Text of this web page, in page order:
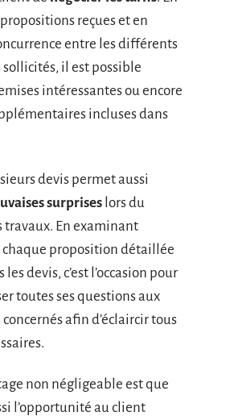
reçues et en
entre les différents
il est possible
intéressantes ou encore
incluses dans
devis permet aussi
surprises lors du
travaux. En examinant
proposition détaillée
devis, c’est l’occasion pour
toutes ses questions aux
afin d’éclaircir tous
non négligeable est que
l’opportunité au client